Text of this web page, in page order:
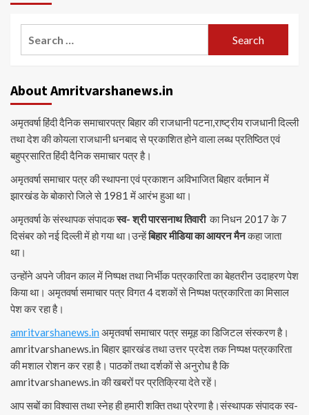
About Amritvarshanews.in
अमृतवर्षा हिंदी दैनिक समाचारपत्र बिहार की राजधानी पटना,राष्ट्रीय राजधानी दिल्ली
तथा देश की कोयला राजधानी धनबाद से प्रकाशित होने वाला लब्ध प्रतिष्ठित एवं
बहुप्रसारित हिंदी दैनिक समाचार पत्र है।
अमृतवर्षा समाचार पत्र की स्थापना एवं प्रकाशन अविभाजित बिहार वर्तमान में
झारखंड के बोकारो जिले से 1981 में आरंभ हुआ था।
अमृतवर्षा के संस्थापक संपादकस्व- श्री पारसनाथ तिवारीका निधन 2017 के 7
दिसंबर को नई दिल्ली में हो गया था।उन्हेंबिहार मीडिया का आयरन मैनकहा जाता
था।
उन्होंने अपने जीवन काल में निष्पक्ष तथा निर्भीक पत्रकारिता का बेहतरीन उदाहरण पेश
किया था। अमृतवर्षा समाचार पत्र विगत 4 दशकों से निष्पक्ष पत्रकारिता का मिसाल
पेश कर रहा है।
amritvarshanews.in अमृतवर्षा समाचार पत्र समूह का डिजिटल संस्करण है।
amritvarshanews.in बिहार झारखंड तथा उत्तर प्रदेश तक निष्पक्ष पत्रकारिता
की मशाल रोशन कर रहा है। पाठकों तथा दर्शकों से अनुरोध है कि
amritvarshanews.in की खबरों पर प्रतिक्रिया देते रहें।
आप सबों का विश्वास तथा स्नेह ही हमारी शक्ति तथा प्रेरणा है।संस्थापक संपादक स्व-